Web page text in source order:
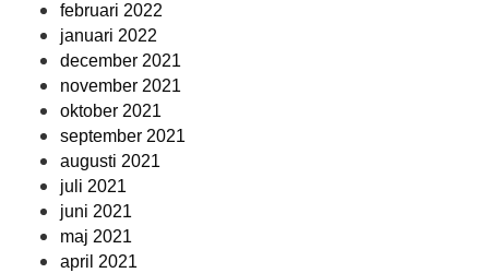
februari 2022
januari 2022
december 2021
november 2021
oktober 2021
september 2021
augusti 2021
juli 2021
juni 2021
maj 2021
april 2021